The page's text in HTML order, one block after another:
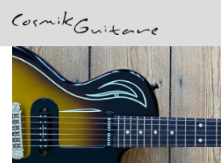
Aller
contenu